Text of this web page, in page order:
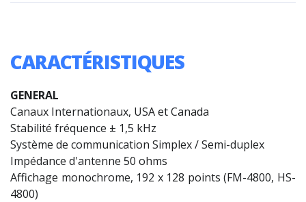
CARACTÉRISTIQUES
GENERAL
Canaux Internationaux, USA et Canada
Stabilité fréquence ± 1,5 kHz
Système de communication Simplex / Semi-duplex
Impédance d'antenne 50 ohms
Affichage monochrome, 192 x 128 points (FM-4800, HS-
4800)